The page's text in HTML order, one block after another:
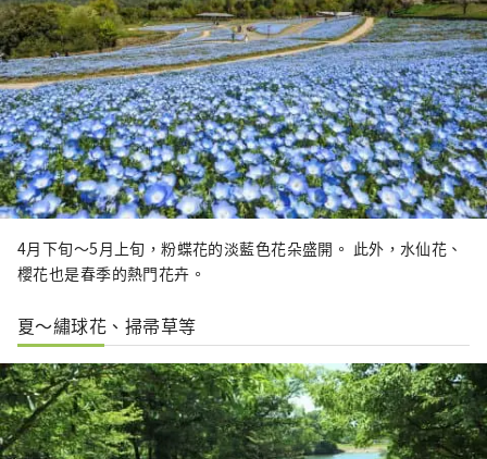
4月下旬～5月上旬，粉蝶花的淡藍色花朵盛開。 此外，水仙花、
櫻花也是春季的熱門花卉。
夏～繡球花、掃帚草等